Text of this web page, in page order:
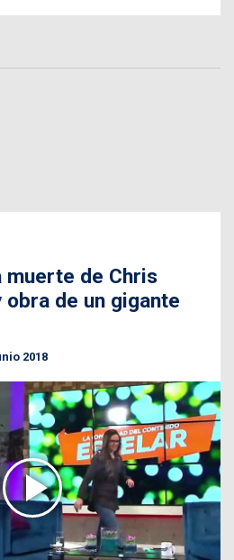
muerte de Chris
obra de un gigante
2018